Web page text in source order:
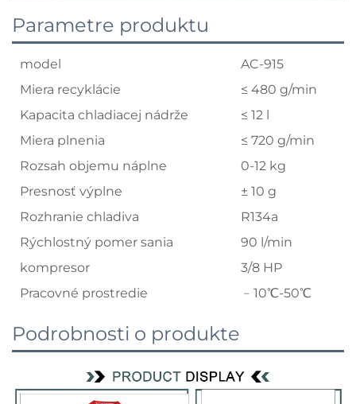
Parametre produktu
model
AC-915
Miera recyklácie
≤ 480 g/min
Kapacita chladiacej nádrže
≤ 12 l
Miera plnenia
≤ 720 g/min
Rozsah objemu náplne
0-12 kg
Presnosť výplne
± 10 g
Rozhranie chladiva
R134a
Rýchlostný pomer sania
90 l/min
kompresor
3/8 HP
Pracovné prostredie
﹣10℃-50℃
Podrobnosti o produkte